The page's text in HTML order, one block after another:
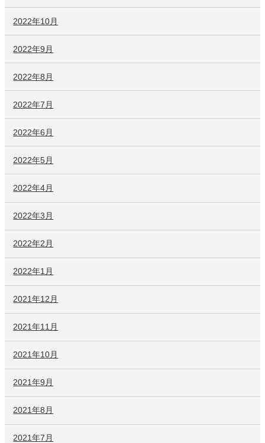
2022年10月
2022年9月
2022年8月
2022年7月
2022年6月
2022年5月
2022年4月
2022年3月
2022年2月
2022年1月
2021年12月
2021年11月
2021年10月
2021年9月
2021年8月
2021年7月